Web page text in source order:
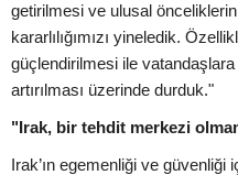
getirilmesi ve ulusal
kararlılığımızı yineledik.
güçlendirilmesi ile
artırılması üzerinde durduk."
"Irak, bir tehdit merkezi
Irak’ın egemenliği ve